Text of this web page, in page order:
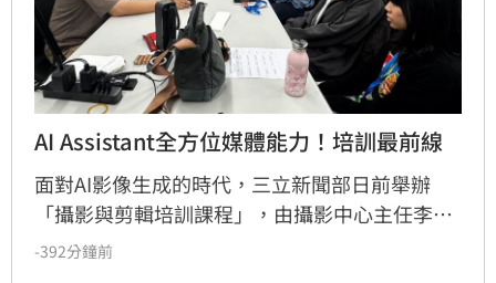
AI Assistant全方位媒體能力！培訓最前線
面對AI影像生成的時代，三立新聞部日前舉辦
「攝影與剪輯培訓課程」，由攝影中心主任李東
益率專業團隊，帶領AI Assistant培訓生深入新聞
-392分鐘前